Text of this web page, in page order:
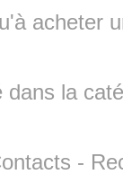
acheter
dans la
-